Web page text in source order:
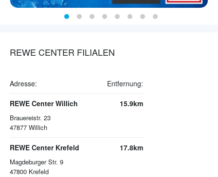
REWE CENTER FILIALEN
Adresse: Entfernung:
REWE Center Willich
Brauereistr. 23
47877 Willich
15.9km
REWE Center Krefeld
Magdeburger Str. 9
47800 Krefeld
17.8km